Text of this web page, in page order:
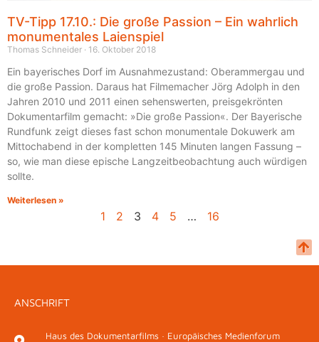
TV-Tipp 17.10.: Die große Passion – Ein wahrlich
monumentales Laienspiel
Thomas Schneider 16. Oktober 2018
Ein bayerisches Dorf im Ausnahmezustand: Oberammergau und
die große Passion. Daraus hat Filmemacher Jörg Adolph in den
Jahren 2010 und 2011 einen sehenswerten, preisgekrönten
Dokumentarfilm gemacht: »Die große Passion«. Der Bayerische
Rundfunk zeigt dieses fast schon monumentale Dokuwerk am
Mittochabend in der kompletten 145 Minuten langen Fassung –
so, wie man diese epische Langzeitbeobachtung auch würdigen
sollte.
Weiterlesen »
1 2 3 4 5 … 16
ANSCHRIFT
Haus des Dokumentarfilms · Europäisches Medienforum